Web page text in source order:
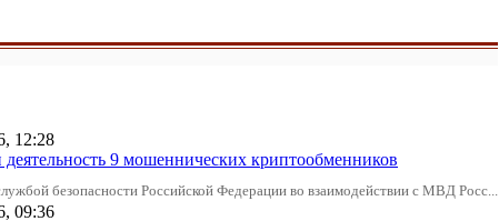
12:28
9 мошеннических криптообменников
безопасности Российской Федерации во взаимодействии с МВД Росс...
09:36